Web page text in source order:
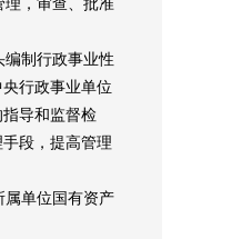
理，审查、批准
制行政事业性
行政事业单位
导和监督检
段，提高管理
属单位国有资产